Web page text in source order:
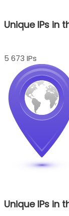
Unique IPs in
5 673 IPs
Unique IPs in